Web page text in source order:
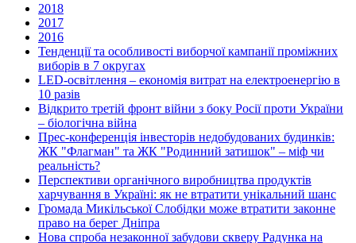
2018
2017
2016
Тенденції та особливості виборчої кампанії проміжних
виборів в 7 округах
LED-освітлення – економія витрат на електроенергію в
10 разів
Відкрито третій фронт війни з боку Росії проти України
– біологічна війна
Прес-конференція інвесторів недобудованих будинків:
ЖК "Флагман" та ЖК "Родинний затишок" – міф чи
реальність?
Перспективи органічного виробництва продуктів
харчування в Україні: як не втратити унікальний шанс
Громада Микільської Слобідки може втратити законне
право на берег Дніпра
Нова спроба незаконної забудови скверу Радунка на